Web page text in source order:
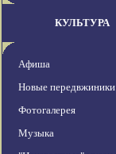
КУЛЬТУРА
Афиша
Новые передвжиники
Фотогалерея
Музыка